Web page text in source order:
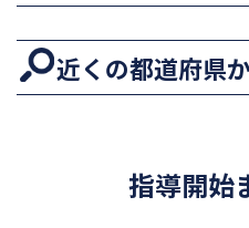
近くの都道府県
指導開始